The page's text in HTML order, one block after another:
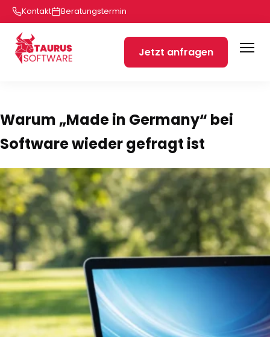
Kontakt Beratungstermin
Jetzt anfragen
Warum „Made in Germany“ bei
Software wieder gefragt ist